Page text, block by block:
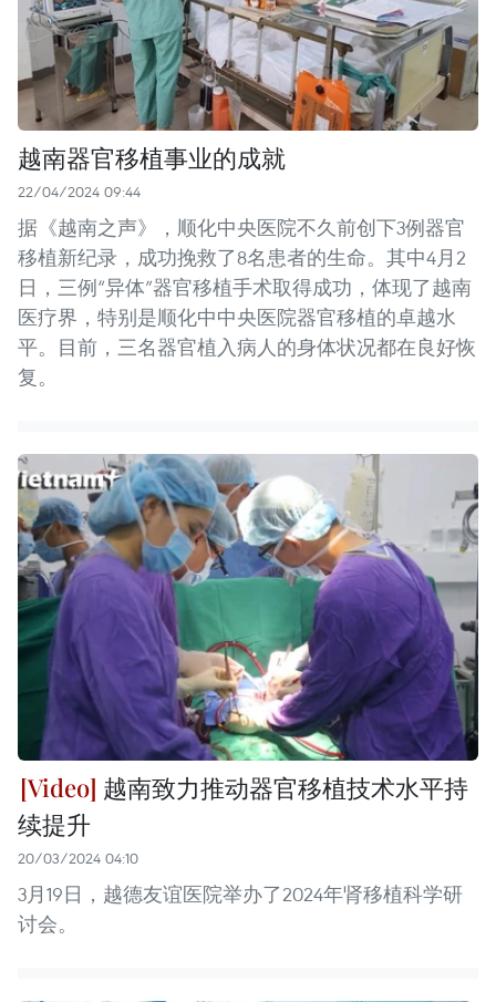
越南器官移植事业的成就
22/04/2024 09:44
据《越南之声》，顺化中央医院不久前创下3例器官
移植新纪录，成功挽救了8名患者的生命。其中4月2
日，三例“异体”器官移植手术取得成功，体现了越南
医疗界，特别是顺化中中央医院器官移植的卓越水
平。目前，三名器官植入病人的身体状况都在良好恢
复。
越南致力推动器官移植技术水平持
续提升
20/03/2024 04:10
3月19日，越德友谊医院举办了2024年肾移植科学研
讨会。